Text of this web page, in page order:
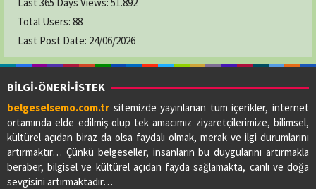
Total Users: 88
Last Post Date: 24/06/2026
BİLGİ-ÖNERİ-İSTEK
belgeselsemo.com.tr sitemizde yayınlanan tüm içerikler, internet
ortamında elde edilmiş olup tek amacımız ziyaretçilerimize, bilimsel,
kültürel açıdan biraz da olsa faydalı olmak, merak ve ilgi durumlarını
artırmaktır… Çünkü belgeseller, insanların bu duygularını artırmakla
beraber, bilgisel ve kültürel açıdan fayda sağlamakta, canlı ve doğa
sevgisini artırmaktadır…